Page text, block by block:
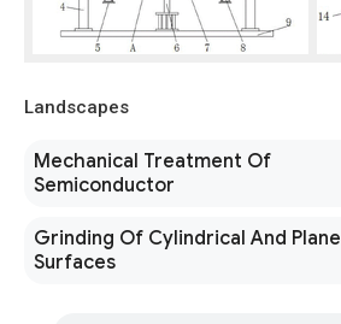
Landscapes
Mechanical Treatment Of
Semiconductor
Grinding Of Cylindrical And Plane
Surfaces